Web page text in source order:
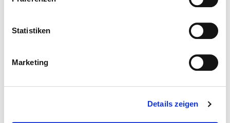
Statistiken
Marketing
Details zeigen